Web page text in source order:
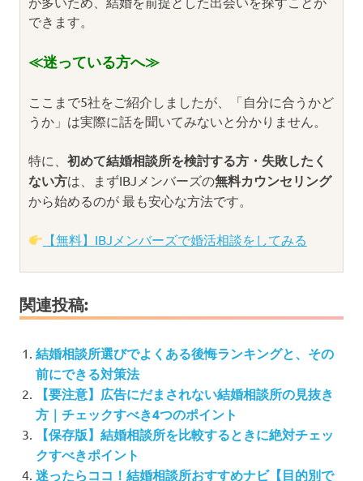
できます。
≪迷っている方へ≫
ここまで5社をご紹介しましたが、「自分に合うかど
うか」は実際に話を聞いてみないと分かりません。
特に、 初めて結婚相談所を検討する方・失敗したく
ない方は、まずIBJメンバーズの無料カウンセリング
から始めるのが 最も安心な方法です。
【無料】IBJメンバーズで婚活相談をしてみる
関連投稿:
結婚相談所選びでよくある後悔ランキングと、その
前にできる対策法
【要注意】広告にだまされない結婚相談所の見抜き
方｜チェックすべき4つのポイント
【保存版】結婚相談所を比較するときに絶対チェッ
クすべきポイント
迷ったらココ！結婚相談所おすすめナビ【目的別で